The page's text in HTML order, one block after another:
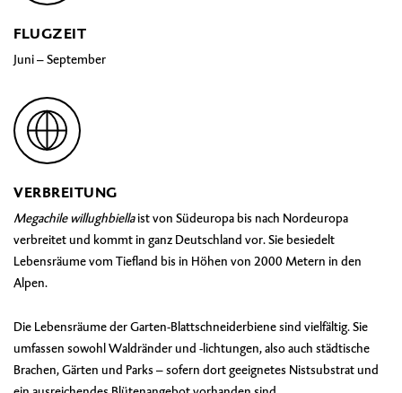
FLUGZEIT
Juni – September
VERBREITUNG
Megachile willughbiellaist von Südeuropa bis nach Nordeuropa
verbreitet und kommt in ganz Deutschland vor. Sie besiedelt
Lebensräume vom Tiefland bis in Höhen von 2000 Metern in den
Alpen.
Die Lebensräume der Garten-Blattschneiderbiene sind vielfältig. Sie
umfassen sowohl Waldränder und -lichtungen, also auch städtische
Brachen, Gärten und Parks – sofern dort geeignetes Nistsubstrat und